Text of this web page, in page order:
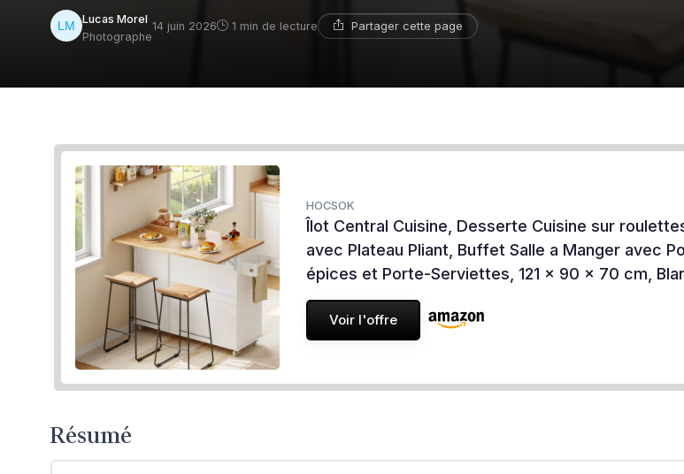
Lucas Morel
Photographe
14 juin 2026 1 min de lecture Partager cette page
HOCSOK
Îlot Central Cuisine, Desserte Cuisine sur
avec Plateau Pliant, Buffet Salle a Manger avec
épices et Porte-Serviettes, 121 x 90 x 70 cm,
Voir l'offre
Résumé